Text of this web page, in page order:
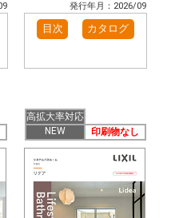
高性能住宅工法（55）
各種施設用設備機器（8）
発行年月：2026/09
目次 カタログ
高拡大率対応
NEW
印刷物なし